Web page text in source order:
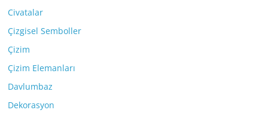
Civatalar
Çizgisel Semboller
Çizim
Çizim Elemanları
Davlumbaz
Dekorasyon